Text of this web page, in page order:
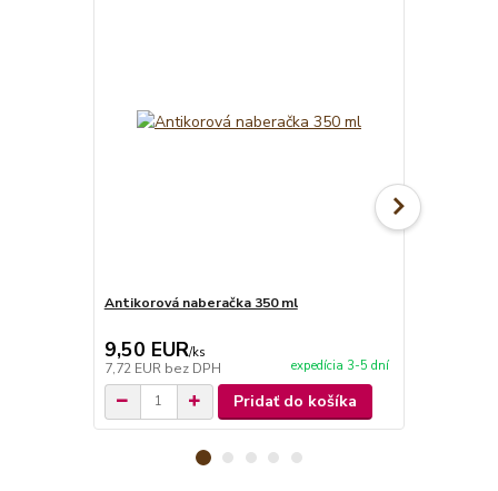
Antikorová naberačka 350 ml
9,50 EUR/ks
7,72 EUR bez DPH expedícia 3-5 dní
Pridať do košíka